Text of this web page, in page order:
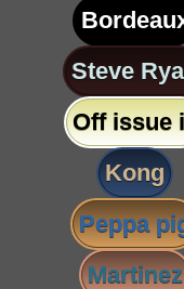
Steve
Off issue
Kong
Peppa
Martinez